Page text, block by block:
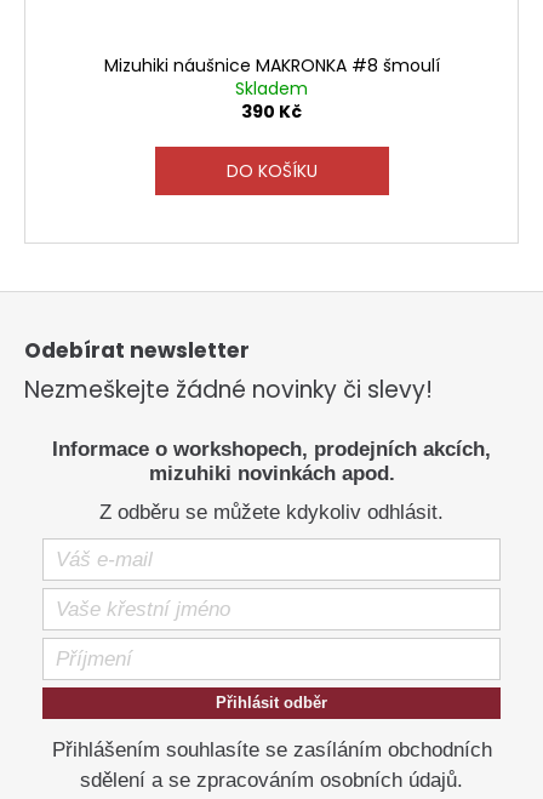
Mizuhiki náušnice MAKRONKA #8 šmoulí
Skladem
390 Kč
DO KOŠÍKU
Z
Odebírat newsletter
Nezmeškejte žádné novinky či slevy!
Informace o workshopech, prodejních akcích,
mizuhiki novinkách apod.
Z odběru se můžete kdykoliv odhlásit.
Přihlásit odběr
Přihlášením souhlasíte se zasíláním obchodních
sdělení a se zpracováním osobních údajů.